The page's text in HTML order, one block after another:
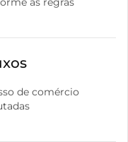
de comércio